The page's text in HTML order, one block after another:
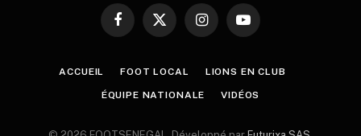
Facebook
X
InstagramYouTube
ACCUEIL FOOT LOCAL LIONS EN CLUB
ÉQUIPE NATIONALE VIDÉOS